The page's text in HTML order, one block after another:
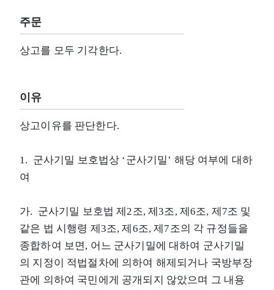
주문
상고를 모두 기각한다.
이유
상고이유를 판단한다.
1. 군사기밀 보호법상 ‘군사기밀’ 해당 여부에 대하
여
가. 군사기밀 보호법 제2조, 제3조, 제6조, 제7조 및
같은 법 시행령 제3조, 제6조, 제7조의 각 규정들을
종합하여 보면, 어느 군사기밀에 대하여 군사기밀
의 지정이 적법절차에 의하여 해제되거나 국방부장
관에 의하여 국민에게 공개되지 않았으며 그 내용